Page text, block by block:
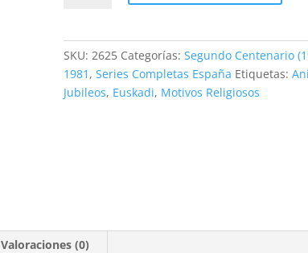
pts.
**1981
SKU:2625 Categorías:Segundo Centenario
1981 ,Series Completas España Etiquetas:
Jubileos, Euskadi, Motivos Religiosos
Valoraciones (0)